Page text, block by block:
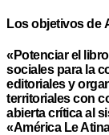
Los objetivos de
«Potenciar el
sociales para la
editoriales y
territoriales con
abierta crítica al
«América Le